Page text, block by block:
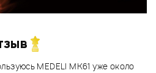
MEDELI MK61 уже около